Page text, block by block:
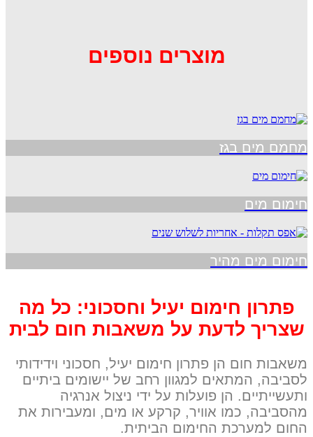
מוצרים נוספים
מחמם מים בגז
חימום מים
חימום מים מהיר
פתרון חימום יעיל וחסכוני: כל מה
שצריך לדעת על משאבות חום לבית
משאבות חום הן פתרון חימום יעיל, חסכוני וידידותי
לסביבה, המתאים למגוון רחב של יישומים ביתיים
ותעשייתיים. הן פועלות על ידי ניצול אנרגיה
מהסביבה, כמו אוויר, קרקע או מים, ומעבירות את
החום למערכת החימום הביתית.